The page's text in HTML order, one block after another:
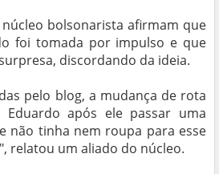
bolsonarista afirmam que
foi tomada por impulso e que
discordando da ideia.
pelo blog, a mudança de rota
após ele passar uma
não tinha nem roupa para esse
relatou um aliado do núcleo.